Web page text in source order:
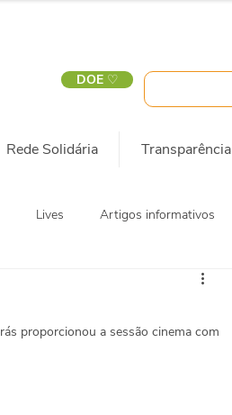
DOE ♡
Rede Solidária Transparência
Lives Artigos informativos
proporcionou a sessão cinema com